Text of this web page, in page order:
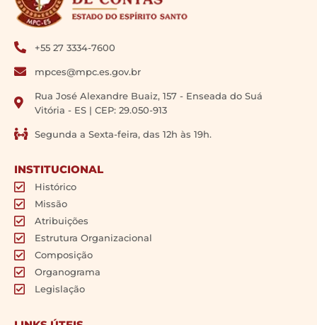
+55 27 3334-7600
mpces@mpc.es.gov.br
Rua José Alexandre Buaiz, 157 - Enseada do Suá
Vitória - ES | CEP: 29.050-913
Segunda a Sexta-feira, das 12h às 19h.
INSTITUCIONAL
Histórico
Missão
Atribuições
Estrutura Organizacional
Composição
Organograma
Legislação